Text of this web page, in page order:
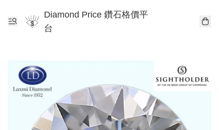
Diamond Price 鑽石格價平
台